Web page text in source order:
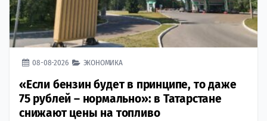
08-08-2026 ЭКОНОМИКА
«Если бензин будет в принципе, то даже
75 рублей – нормально»: в Татарстане
снижают цены на топливо